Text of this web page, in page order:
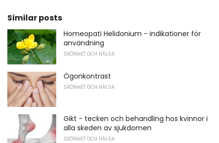
Similar posts
Homeopati Helidonium - indikationer för
användning
SKÖNHET OCH HÄLSA
Ögonkontrast
SKÖNHET OCH HÄLSA
Gikt - tecken och behandling hos kvinnor i
alla skeden av sjukdomen
SKÖNHET OCH HÄLSA